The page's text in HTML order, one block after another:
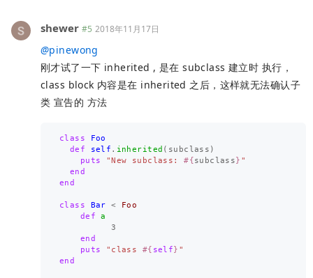
shewer #5 2018年11月17日
@pinewong
刚才试了一下 inherited , 是在 subclass 建立时 执行，
class block 内容是在 inherited 之后，这样就无法确认子
类 宣告的 方法
class
Foo
def
self . inherited ( subclass )
puts
"New subclass: #{ subclass } "
end
end
class Bar <
Foo
def
a
3
end
puts
"class #{ self } "
end